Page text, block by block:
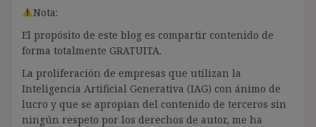
Nota:
El propósito de este blog es compartir contenido de
forma totalmente GRATUITA.
La proliferación de empresas que utilizan la
Inteligencia Artificial Generativa (IAG) con ánimo de
lucro y que se apropian del contenido de terceros sin
ningún respeto por los derechos de autor, me ha